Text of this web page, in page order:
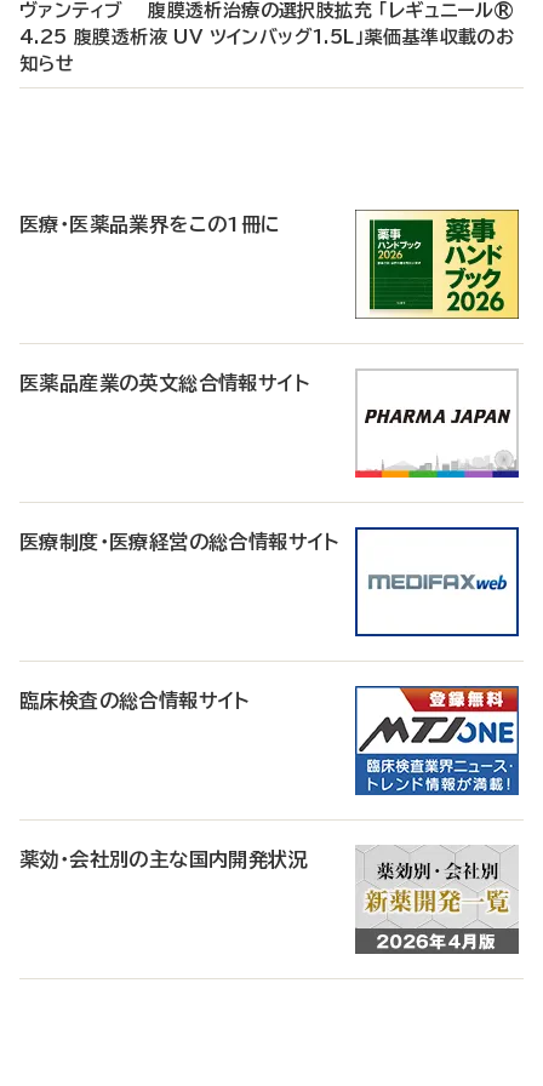
ヴァンティブ 腹膜透析治療の選択肢拡充 「レギュニール®
4.25 腹膜透析液 UV ツインバッグ1.5L」薬価基準収載のお
知らせ
医療・医薬品業界をこの1冊に
医薬品産業の英文総合情報サイト
医療制度・医療経営の総合情報サイト
臨床検査の総合情報サイト
薬効・会社別の主な国内開発状況